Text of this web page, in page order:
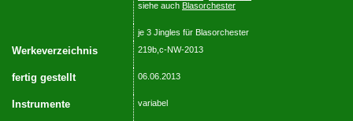
siehe auch Blasorchester
je 3 Jingles für Blasorchester
Werkeverzeichnis 219b,c-NW-2013
fertig gestellt 06.06.2013
Instrumente variabel